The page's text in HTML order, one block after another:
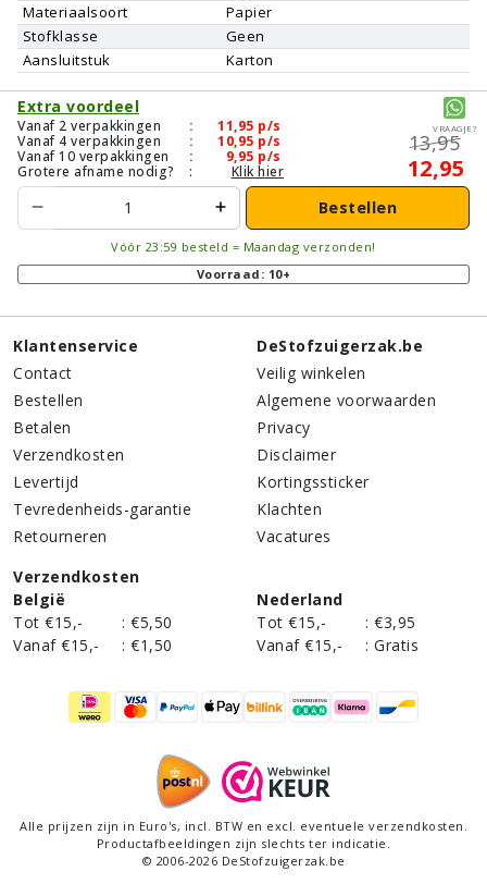
Materiaalsoort
Papier
Stofklasse
Geen
Aansluitstuk
Karton
Vraagje?
Extra voordeel
Vanaf 2 verpakkingen : 11,95 p/s
Vanaf 4 verpakkingen
: 10,95 p/s
Vanaf 10 verpakkingen
: 9,95 p/s
Grotere afname nodig?
: Klik hier
13,95
12,95
Bestellen
Vóór 23:59 besteld = Maandag verzonden!
Voorraad: 10+
Klantenservice
Contact
Bestellen
Betalen
Verzendkosten
Levertijd
Tevredenheids-garantie
Retourneren
DeStofzuigerzak.be
Veilig winkelen
Algemene voorwaarden
Privacy
Disclaimer
Kortingssticker
Klachten
Vacatures
Verzendkosten
België
Tot €15,-
: €5,50
Vanaf €15,-
: €1,50
Nederland
Tot €15,-
: €3,95
Vanaf €15,-
: Gratis
Alle prijzen zijn in Euro's, incl . BTW en excl. eventuele verzendkosten.
Productafbeeldingen zijn slechts ter indicatie.
© 2006-2026 DeStofzuigerzak.be